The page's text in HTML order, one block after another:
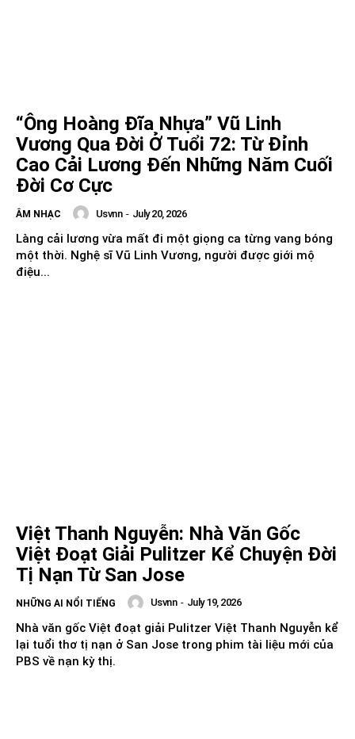
“Ông Hoàng Đĩa Nhựa” Vũ Linh
Vương Qua Đời Ở Tuổi 72: Từ Đỉnh
Cao Cải Lương Đến Những Năm Cuối
Đời Cơ Cực
ÂM NHẠC Usvnn - July 20, 2026
Làng cải lương vừa mất đi một giọng ca từng vang bóng
một thời. Nghệ sĩ Vũ Linh Vương, người được giới mộ
điệu...
Việt Thanh Nguyễn: Nhà Văn Gốc
Việt Đoạt Giải Pulitzer Kể Chuyện Đời
Tị Nạn Từ San Jose
NHỮNG AI NỔI TIẾNG Usvnn - July 19, 2026
Nhà văn gốc Việt đoạt giải Pulitzer Việt Thanh Nguyễn kể
lại tuổi thơ tị nạn ở San Jose trong phim tài liệu mới của
PBS về nạn kỳ thị.